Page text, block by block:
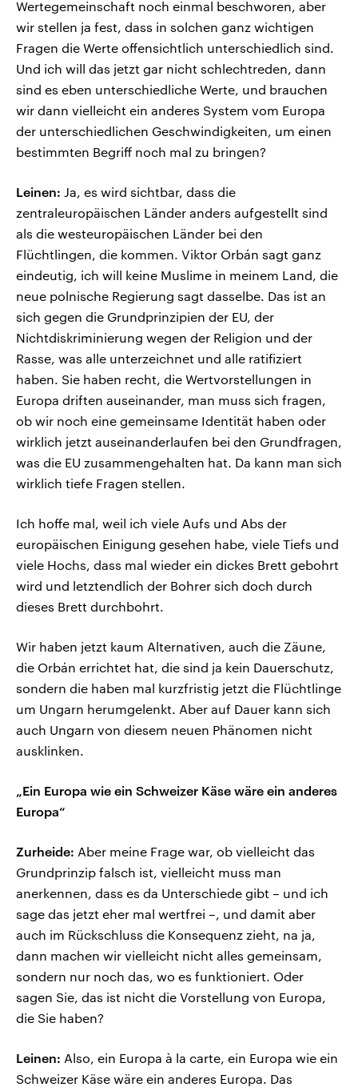
Wertegemeinschaft noch einmal beschworen, aber
wir stellen ja fest, dass in solchen ganz wichtigen
Fragen die Werte offensichtlich unterschiedlich sind.
Und ich will das jetzt gar nicht schlechtreden, dann
sind es eben unterschiedliche Werte, und brauchen
wir dann vielleicht ein anderes System vom Europa
der unterschiedlichen Geschwindigkeiten, um einen
bestimmten Begriff noch mal zu bringen?
Leinen: Ja, es wird sichtbar, dass die
zentraleuropäischen Länder anders aufgestellt sind
als die westeuropäischen Länder bei den
Flüchtlingen, die kommen. Viktor Orbán sagt ganz
eindeutig, ich will keine Muslime in meinem Land, die
neue polnische Regierung sagt dasselbe. Das ist an
sich gegen die Grundprinzipien der EU, der
Nichtdiskriminierung wegen der Religion und der
Rasse, was alle unterzeichnet und alle ratifiziert
haben. Sie haben recht, die Wertvorstellungen in
Europa driften auseinander, man muss sich fragen,
ob wir noch eine gemeinsame Identität haben oder
wirklich jetzt auseinanderlaufen bei den Grundfragen,
was die EU zusammengehalten hat. Da kann man sich
wirklich tiefe Fragen stellen.
Ich hoffe mal, weil ich viele Aufs und Abs der
europäischen Einigung gesehen habe, viele Tiefs und
viele Hochs, dass mal wieder ein dickes Brett gebohrt
wird und letztendlich der Bohrer sich doch durch
dieses Brett durchbohrt.
Wir haben jetzt kaum Alternativen, auch die Zäune,
die Orbán errichtet hat, die sind ja kein Dauerschutz,
sondern die haben mal kurzfristig jetzt die Flüchtlinge
um Ungarn herumgelenkt. Aber auf Dauer kann sich
auch Ungarn von diesem neuen Phänomen nicht
ausklinken.
„Ein Europa wie ein Schweizer Käse wäre ein anderes
Europa“
Zurheide: Aber meine Frage war, ob vielleicht das
Grundprinzip falsch ist, vielleicht muss man
anerkennen, dass es da Unterschiede gibt – und ich
sage das jetzt eher mal wertfrei –, und damit aber
auch im Rückschluss die Konsequenz zieht, na ja,
dann machen wir vielleicht nicht alles gemeinsam,
sondern nur noch das, wo es funktioniert. Oder
sagen Sie, das ist nicht die Vorstellung von Europa,
die Sie haben?
Leinen: Also, ein Europa à la carte, ein Europa wie ein
Schweizer Käse wäre ein anderes Europa. Das